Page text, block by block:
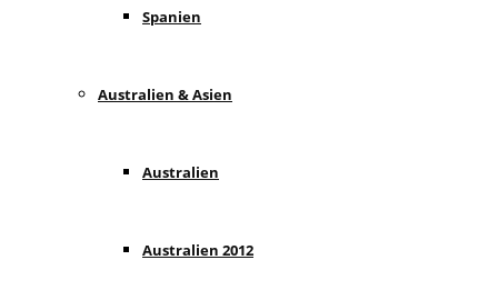
Spanien
Australien & Asien
Australien
Australien 2012